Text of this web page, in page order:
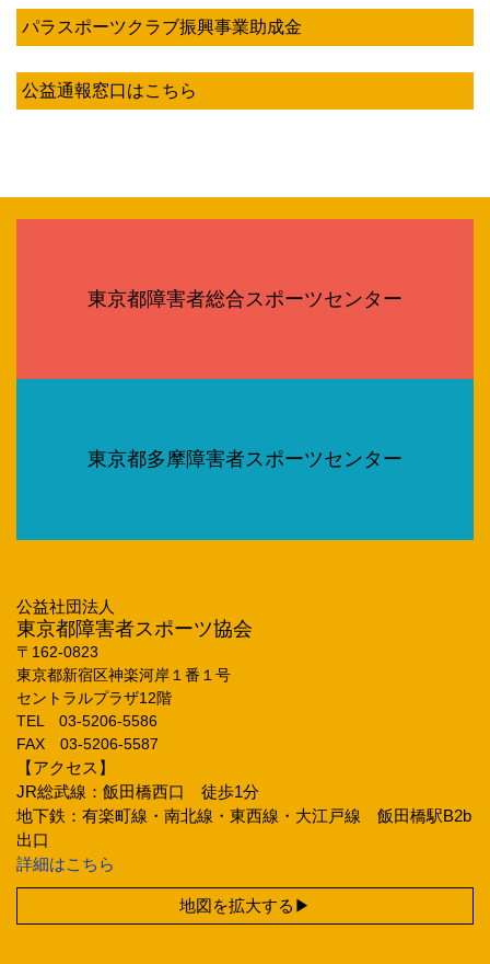
パラスポーツクラブ振興事業助成金
公益通報窓口はこちら
東京都障害者総合スポーツセンター
東京都多摩障害者スポーツセンター
公益社団法人
東京都障害者スポーツ協会
〒162‐0823
東京都新宿区神楽河岸１番１号
セントラルプラザ12階
TEL 03‐5206‐5586
FAX 03‐5206‐5587
【アクセス】
JR総武線：飯田橋西口 徒歩1分
地下鉄：有楽町線・南北線・東西線・大江戸線 飯田橋駅B2b
出口
詳細はこちら
地図を拡大する